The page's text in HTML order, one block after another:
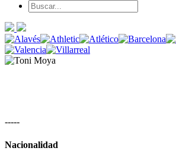
-----
Nacionalidad